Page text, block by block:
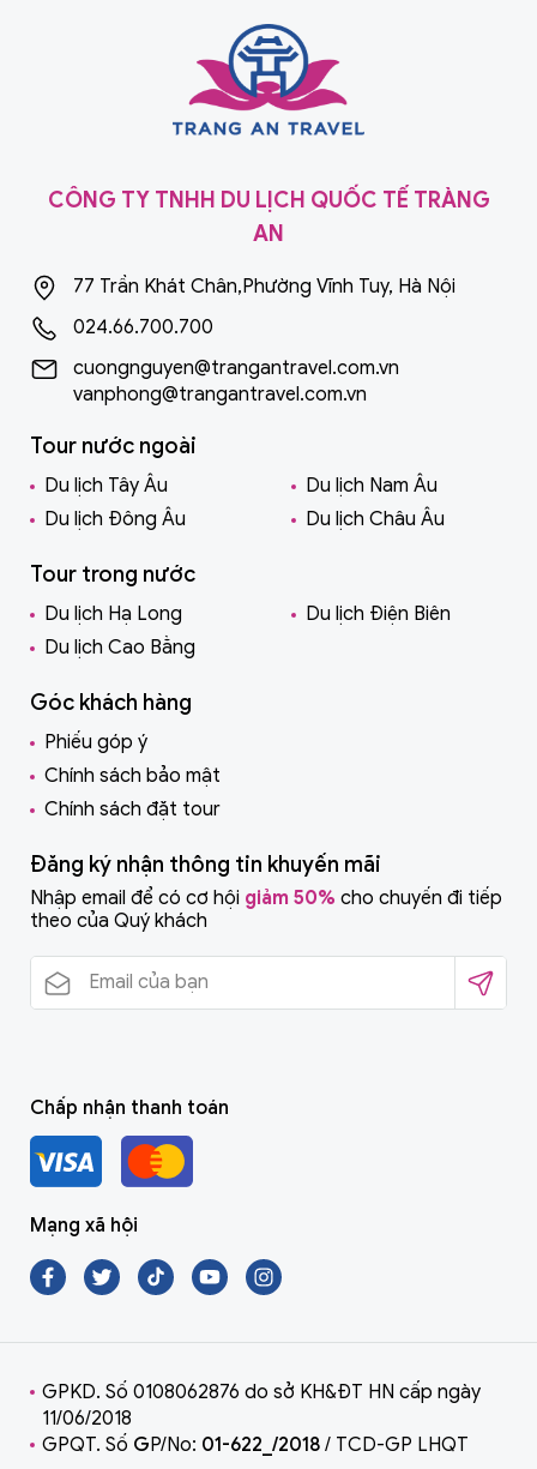
CÔNG TY TNHH DU LỊCH QUỐC TẾ TRÀNG
AN
77 Trần Khát Chân,Phường Vĩnh Tuy, Hà Nội
024.66.700.700
cuongnguyen@trangantravel.com.vn
vanphong@trangantravel.com.vn
Tour nước ngoài
Du lịch Tây Âu
Du lịch Nam Âu
Du lịch Đông Âu
Du lịch Châu Âu
Tour trong nước
Du lịch Hạ Long
Du lịch Điện Biên
Du lịch Cao Bằng
Góc khách hàng
Phiếu góp ý
Chính sách bảo mật
Chính sách đặt tour
Đăng ký nhận thông tin khuyến mãi
Nhập email để có cơ hội giảm 50% cho chuyến đi tiếp
theo của Quý khách
Chấp nhận thanh toán
Mạng xã hội
GPKD. Số 0108062876 do sở KH&ĐT HN cấp ngày
11/06/2018
GPQT. Số GP/No: 01-622_/2018 / TCD-GP LHQT